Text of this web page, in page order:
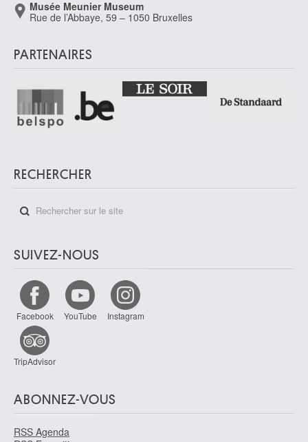
Musée Meunier Museum
Rue de l’Abbaye, 59 – 1050 Bruxelles
PARTENAIRES
RECHERCHER
SUIVEZ-NOUS
Facebook YouTube Instagram
TripAdvisor
ABONNEZ-VOUS
RSS Agenda